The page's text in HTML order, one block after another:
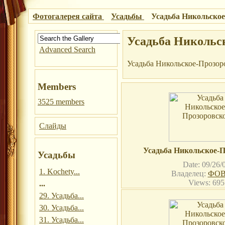
Фотогалерея сайта Усадьбы Усадьба
Advanced Search
Members
3525 members
Слайды
Усадьбы
1. Kochety...
...
29. Усадьба...
30. Усадьба...
31. Усадьба...
Усадьба
Усадьба Никольское-
Усадьба Никольское-
Date: 09/26/
Владелец:
Views: 695